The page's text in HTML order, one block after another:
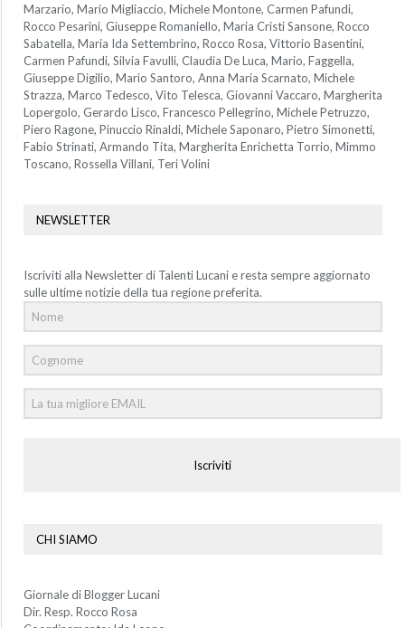
Marzario, Mario Migliaccio, Michele Montone, Carmen Pafundi,
Rocco Pesarini, Giuseppe Romaniello, Maria Cristi Sansone, Rocco
Sabatella, Maria Ida Settembrino, Rocco Rosa, Vittorio Basentini,
Carmen Pafundi, Silvia Favulli, Claudia De Luca, Mario, Faggella,
Giuseppe Digilio, Mario Santoro, Anna Maria Scarnato, Michele
Strazza, Marco Tedesco, Vito Telesca, Giovanni Vaccaro, Margherita
Lopergolo, Gerardo Lisco, Francesco Pellegrino, Michele Petruzzo,
Piero Ragone, Pinuccio Rinaldi, Michele Saponaro, Pietro Simonetti,
Fabio Strinati, Armando Tita, Margherita Enrichetta Torrio, Mimmo
Toscano, Rossella Villani, Teri Volini
NEWSLETTER
Iscriviti alla Newsletter di Talenti Lucani e resta sempre aggiornato
sulle ultime notizie della tua regione preferita.
Iscriviti
CHI SIAMO
Giornale di Blogger Lucani
Dir. Resp. Rocco Rosa